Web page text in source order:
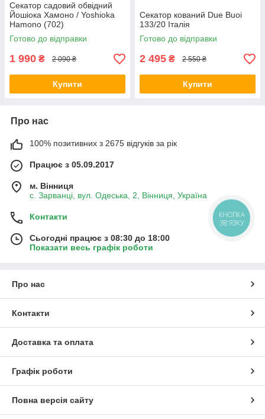
Секатор садовий обвідний
Йошіока Хамоно / Yoshioka
Hamono (702)
Готово до відправки
1 990 ₴ 2 090 ₴
Купити
Секатор кований Due Buoi
133/20 Італія
Готово до відправки
2 495 ₴ 2 550 ₴
Купити
Про нас
100% позитивних з 2675 відгуків за рік
Працює з 05.09.2017
м. Вінниця
с. Зарванці, вул. Одеська, 2, Вінниця, Україна
Контакти
Сьогодні працює з 08:30 до 18:00
Показати весь графік роботи
Про нас
Контакти
Доставка та оплата
Графік роботи
Повна версія сайту
КНОПКА
ЗВ'ЯЗКУ